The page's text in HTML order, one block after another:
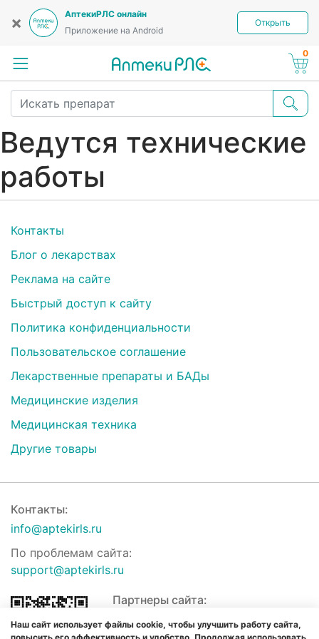
×
АптекиРЛС онлайн
Приложение на Android
Открыть
0
Ведутся технические
работы
Контакты
Блог о лекарствах
Реклама на сайте
Быстрый доступ к сайту
Политика конфиденциальности
Пользовательское соглашение
Лекарственные препараты и БАДы
Медицинские изделия
Медицинская техника
Другие товары
Контакты:
info@aptekirls.ru
По проблемам сайта:
support@aptekirls.ru
Партнеры сайта:
Наш сайт использует файлы cookie, чтобы улучшить работу сайта,